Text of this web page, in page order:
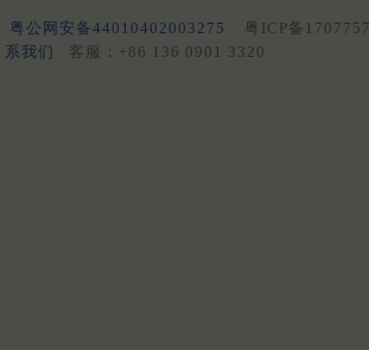
粤公网安备44010402003275 粤ICP备
系我们
客服：+86 136 0901 3320